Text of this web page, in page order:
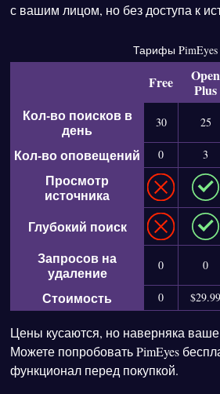
с вашим лицом, но без доступа к
Тарифы PimEyes
Free
Open
Plus
Кол-во поисков в
день
30 25
Кол-во оповещений 0 3
Просмотр
источника
Глубокий поиск
Запросов на
удаление
0 0
Стоимость 0 $29.99
Цены кусаются, но наверняка
Можете попробовать PimEyes
функционал перед покупкой.